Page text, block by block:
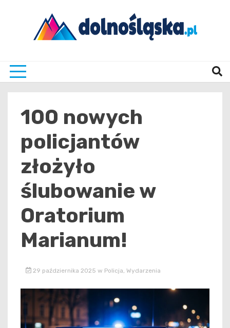
100 nowych
policjantów
złożyło
ślubowanie w
Oratorium
Marianum!
29 października 2025 w Policja Wydarzenia